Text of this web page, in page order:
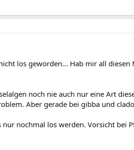
los geworden... Hab mir all
noch nie auch nur eine Art
Aber gerade bei gibba und
nur nochmal los werden. Vorsicht bei